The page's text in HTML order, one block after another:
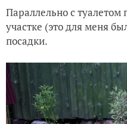
Параллельно с
участке (это для меня
посадки.